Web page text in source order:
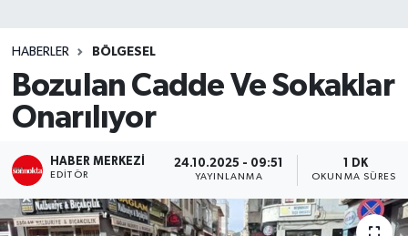
HABERLER BÖLGESEL
Bozulan Cadde Ve Sokaklar
Onarılıyor
HABER MERKEZI
EDITÖR
24.10.2025 - 09:51
YAYINLANMA
1 DK
OKUNMA SÜRESI
Teknoloji
TRABZON
TRABZONSPOR
Yaşam